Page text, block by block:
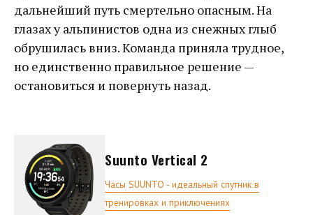
дальнейший путь смертельно опасным. На
глазах у альпинистов одна из снежных глыб
обрушилась вниз. Команда приняла трудное,
но единственно правильное решение —
остановиться и повернуть назад.
Suunto Vertical 2
Часы SUUNTO - идеальный спутник в
тренировках и приключениях